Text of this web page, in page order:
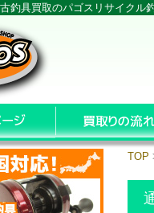
釣具買取のパゴスリサイクル
TOP